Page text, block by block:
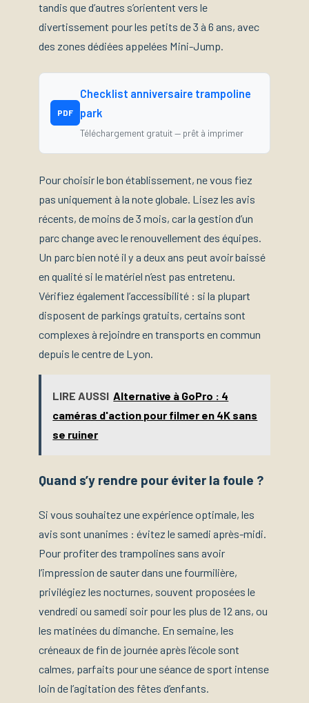
tandis que d’autres s’orientent vers le
divertissement pour les petits de 3 à 6 ans, avec
des zones dédiées appelées Mini-Jump.
PDF
Checklist anniversaire trampoline
park
Téléchargement gratuit — prêt à imprimer
Pour choisir le bon établissement, ne vous fiez
pas uniquement à la note globale. Lisez les avis
récents, de moins de 3 mois, car la gestion d’un
parc change avec le renouvellement des équipes.
Un parc bien noté il y a deux ans peut avoir baissé
en qualité si le matériel n’est pas entretenu.
Vérifiez également l’accessibilité : si la plupart
disposent de parkings gratuits, certains sont
complexes à rejoindre en transports en commun
depuis le centre de Lyon.
LIRE AUSSI Alternative à GoPro : 4
caméras d'action pour filmer en 4K sans
se ruiner
Quand s’y rendre pour éviter la foule ?
Si vous souhaitez une expérience optimale, les
avis sont unanimes : évitez le samedi après-midi.
Pour profiter des trampolines sans avoir
l’impression de sauter dans une fourmilière,
privilégiez les nocturnes, souvent proposées le
vendredi ou samedi soir pour les plus de 12 ans, ou
les matinées du dimanche. En semaine, les
créneaux de fin de journée après l’école sont
calmes, parfaits pour une séance de sport intense
loin de l’agitation des fêtes d’enfants.